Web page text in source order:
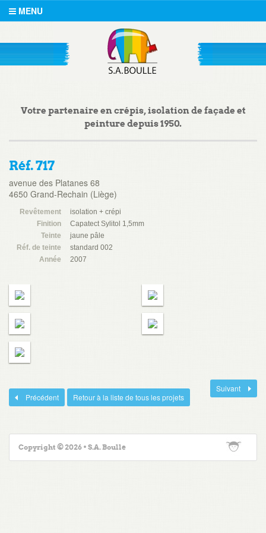
MENU
Votre partenaire en crépis, isolation de façade et
peinture depuis 1950.
Réf. 717
avenue des Platanes 68
4650 Grand-Rechain (Liège)
Revêtement
isolation + crépi
Finition
Capatect Sylitol 1,5mm
Teinte
jaune pâle
Réf. de teinte
standard 002
Année
2007
Précédent Retour à la liste de tous les projets
Suivant
Copyright © 2026 • S.A. Boulle